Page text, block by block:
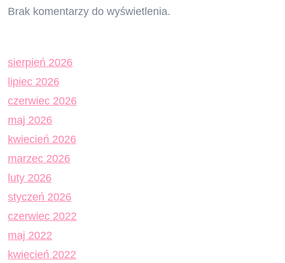
Brak komentarzy do wyświetlenia.
sierpień 2026
lipiec 2026
czerwiec 2026
maj 2026
kwiecień 2026
marzec 2026
luty 2026
styczeń 2026
czerwiec 2022
maj 2022
kwiecień 2022